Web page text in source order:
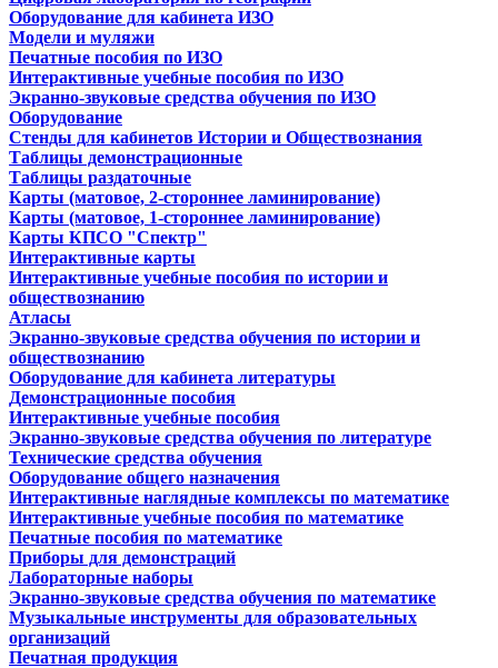
Оборудование для кабинета ИЗО
Модели и муляжи
Печатные пособия по ИЗО
Интерактивные учебные пособия по ИЗО
Экранно-звуковые средства обучения по ИЗО
Оборудование
Стенды для кабинетов Истории и Обществознания
Таблицы демонстрационные
Таблицы раздаточные
Карты (матовое, 2-стороннее ламинирование)
Карты (матовое, 1-стороннее ламинирование)
Карты КПСО "Спектр"
Интерактивные карты
Интерактивные учебные пособия по истории и
обществознанию
Атласы
Экранно-звуковые средства обучения по истории и
обществознанию
Оборудование для кабинета литературы
Демонстрационные пособия
Интерактивные учебные пособия
Экранно-звуковые средства обучения по литературе
Технические средства обучения
Оборудование общего назначения
Интерактивные наглядные комплексы по математике
Интерактивные учебные пособия по математике
Печатные пособия по математике
Приборы для демонстраций
Лабораторные наборы
Экранно-звуковые средства обучения по математике
Музыкальные инструменты для образовательных
организаций
Печатная продукция